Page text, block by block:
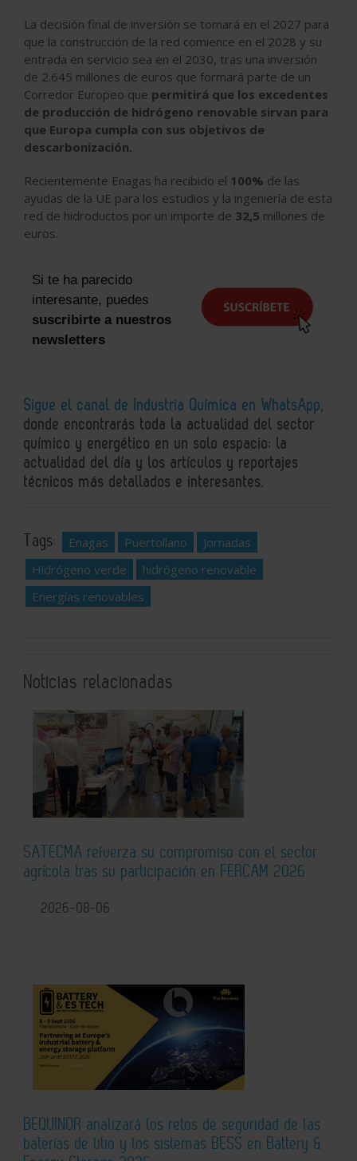
La decisión final de inversión se tomará en el 2027 para
que la construcción de la red comience en el 2028 y su
entrada en servicio sea en el 2030, tras una inversión
de 2.645 millones de euros que formará parte de un
Corredor Europeo que permitirá que los excedentes
de producción de hidrógeno renovable sirvan para
que Europa cumpla con sus objetivos de
descarbonización.
Recientemente Enagas ha recibido el 100% de las
ayudas de la UE para los estudios y la ingeniería de esta
red de hidroductos por un importe de 32,5 millones de
euros.
Si te ha parecido
interesante, puedes
suscribirte a nuestros
newsletters
Sigue el canal de Industria Química en WhatsApp,
donde encontrarás toda la actualidad del sector
químico y energético en un solo espacio: la
actualidad del día y los artículos y reportajes
técnicos más detallados e interesantes.
Tags: Enagas Puertollano
Jornadas
Hidrógeno verde
hidrógeno renovable
Energías renovables
Noticias relacionadas
SATECMA refuerza su compromiso con el sector
agrícola tras su participación en FERCAM 2026
2026-08-06
BEQUINOR analizará los retos de seguridad de las
baterías de litio y los sistemas BESS en Battery &